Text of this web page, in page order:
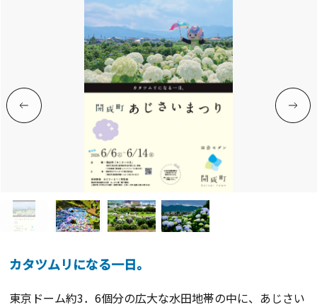
カタツムリになる一日。
東京ドーム約3．6個分の広大な水田地帯の中に、あじさい